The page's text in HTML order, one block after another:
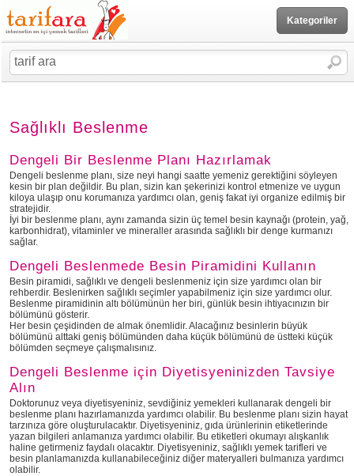
Kategoriler
Sağlıklı Beslenme
Dengeli Bir Beslenme Planı Hazırlamak
Dengeli beslenme planı, size neyi hangi saatte yemeniz gerektiğini söyleyen
kesin bir plan değildir. Bu plan, sizin kan şekerinizi kontrol etmenize ve uygun
kiloya ulaşıp onu korumanıza yardımcı olan, geniş fakat iyi organize edilmiş bir
stratejidir.
İyi bir beslenme planı, aynı zamanda sizin üç temel besin kaynağı (protein, yağ,
karbonhidrat), vitaminler ve mineraller arasında sağlıklı bir denge kurmanızı
sağlar.
Dengeli Beslenmede Besin Piramidini Kullanın
Besin piramidi, sağlıklı ve dengeli beslenmeniz için size yardımcı olan bir
rehberdir. Beslenirken sağlıklı seçimler yapabilmeniz için size yardımcı olur.
Beslenme piramidinin altı bölümünün her biri, günlük besin ihtiyacınızın bir
bölümünü gösterir.
Her besin çeşidinden de almak önemlidir. Alacağınız besinlerin büyük
bölümünü alttaki geniş bölümünden daha küçük bölümünü de üstteki küçük
bölümden seçmeye çalışmalısınız.
Dengeli Beslenme için Diyetisyeninizden Tavsiye
Alın
Doktorunuz veya diyetisyeniniz, sevdiğiniz yemekleri kullanarak dengeli bir
beslenme planı hazırlamanızda yardımcı olabilir. Bu beslenme planı sizin hayat
tarzınıza göre oluşturulacaktır. Diyetisyeniniz, gıda ürünlerinin etiketlerinde
yazan bilgileri anlamanıza yardımcı olabilir. Bu etiketleri okumayı alışkanlık
haline getirmeniz faydalı olacaktır. Diyetisyeniniz, sağlıklı yemek tarifleri ve
besin planlamanızda kullanabileceğiniz diğer materyalleri bulmanıza yardımcı
olabilir.